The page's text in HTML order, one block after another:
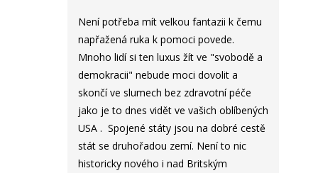
Není potřeba mít velkou fantazii k čemu
napřažená ruka k pomoci povede.
Mnoho lidí si ten luxus žít ve "svobodě a
demokracii" nebude moci dovolit a
skončí ve slumech bez zdravotní péče
jako je to dnes vidět ve vašich oblíbených
USA . Spojené státy jsou na dobré cestě
stát se druhořadou zemí. Není to nic
historicky nového i nad Britským